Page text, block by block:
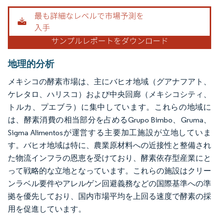
地理的分析
メキシコの酵素市場は、主にバヒオ地域（グアナフアト、
ケレタロ、ハリスコ）および中央回廊（メキシコシティ、
トルカ、プエブラ）に集中しています。これらの地域に
は、酵素消費の相当部分を占めるGrupo Bimbo、Gruma、
Sigma Alimentosが運営する主要加工施設が立地していま
す。バヒオ地域は特に、農業原材料への近接性と整備され
た物流インフラの恩恵を受けており、酵素依存型産業にと
って戦略的な立地となっています。これらの施設はクリー
ンラベル要件やアレルゲン回避義務などの国際基準への準
拠を優先しており、国内市場平均を上回る速度で酵素の採
用を促進しています。